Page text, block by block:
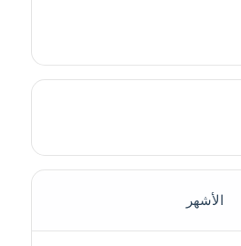
الأشهر